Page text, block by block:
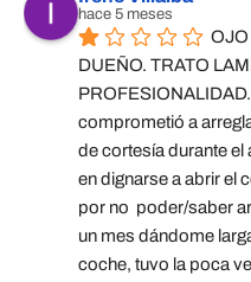
hace 5 meses
OJO
DUEÑO. TRATO
comprometió a
de cortesía durante el
en dignarse a abrir el
por no  poder/saber
un mes dándome
coche, tuvo la poca